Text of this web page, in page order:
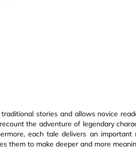
stories and allows novice
the adventure of legendary
each tale delivers an
them to make deeper and more